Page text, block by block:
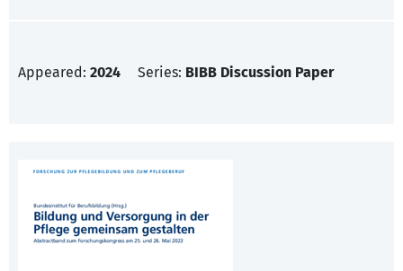
Appeared: 2024 Series: BIBB Discussion Paper